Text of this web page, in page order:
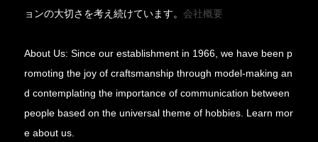
ョンの大切さを考え続けています。会社概要
About Us: Since our establishment in 1966, we have been p
romoting the joy of craftsmanship through model-making an
d contemplating the importance of communication between
people based on the universal theme of hobbies. Learn mor
e about us.